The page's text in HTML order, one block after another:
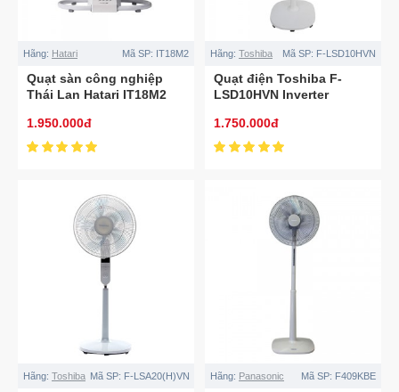
Hãng: Hatari Mã SP: IT18M2
Quạt sàn công nghiệp
Thái Lan Hatari IT18M2
1.950.000đ
Hãng: Toshiba Mã SP: F-LSD10HVN
Quạt điện Toshiba F-
LSD10HVN Inverter
1.750.000đ
Hãng: Toshiba Mã SP: F-LSA20(H)VN Hãng: Panasonic Mã SP: F409KBE